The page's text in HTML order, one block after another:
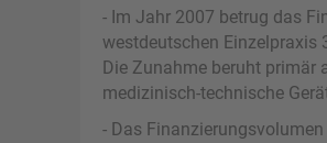
- Im Jahr 2007 betrug das
westdeutschen Einzelpraxis
Die Zunahme beruht primär
medizinisch-technische
- Das